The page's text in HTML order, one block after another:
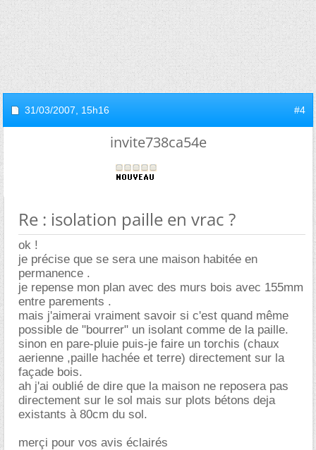
31/03/2007, 15h16 #4
invite738ca54e
Re : isolation paille en vrac ?
ok !
je précise que se sera une maison habitée en
permanence .
je repense mon plan avec des murs bois avec 155mm
entre parements .
mais j'aimerai vraiment savoir si c'est quand même
possible de "bourrer" un isolant comme de la paille.
sinon en pare-pluie puis-je faire un torchis (chaux
aerienne ,paille hachée et terre) directement sur la
façade bois.
ah j'ai oublié de dire que la maison ne reposera pas
directement sur le sol mais sur plots bétons deja
existants à 80cm du sol.
merçi pour vos avis éclairés